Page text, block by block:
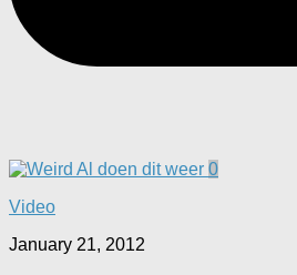
0
Video
January 21, 2012